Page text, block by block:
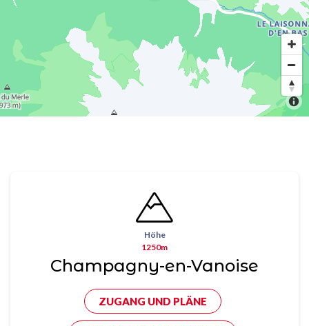
Höhe
1250m
Champagny-en-Vanoise
ZUGANG UND PLÄNE